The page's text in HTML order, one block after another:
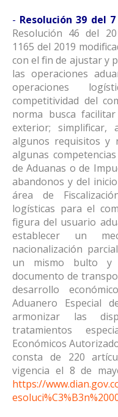
- Resolución 39 del
Resolución 46 del
1165 del 2019
con el fin de ajustar y
las operaciones
operaciones
competitividad del
norma busca
exterior; simplificar,
algunos requisitos y
algunas
de Aduanas o de
abandonos y del
área de
logísticas para el
figura del usuario
establecer un
nacionalización
un mismo bulto y
documento de
desarrollo
Aduanero Especial
armonizar las
tratamientos
Económicos
consta de 220
vigencia el 8 de
https://